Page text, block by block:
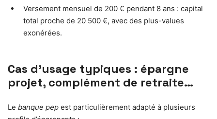
Versement mensuel de 200 € pendant 8 ans : capital
total proche de 20 500 €, avec des plus-values
exonérées.
Cas d’usage typiques : épargne
projet, complément de retraite…
Le banque pep est particulièrement adapté à plusieurs